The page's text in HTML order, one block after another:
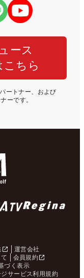
ース
こちら
ートナー、および
ーです。
運営会社
会員規約
づく表示
ジサービス利用規約